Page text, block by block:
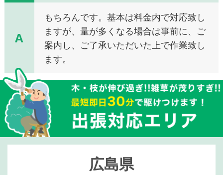
A
もちろんです。基本は料金内で対応致し
ますが、量が多くなる場合は事前に、ご
案内し、ご了承いただいた上で作業致し
ます。
広島県